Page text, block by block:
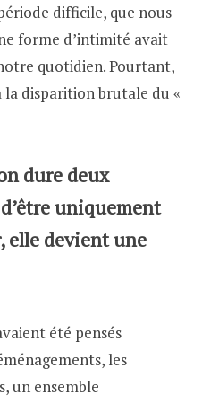
difficile, que nous
forme d’intimité avait
quotidien. Pourtant,
la disparition brutale du «
dure deux
uniquement
elle devient une
été pensés
les
un ensemble